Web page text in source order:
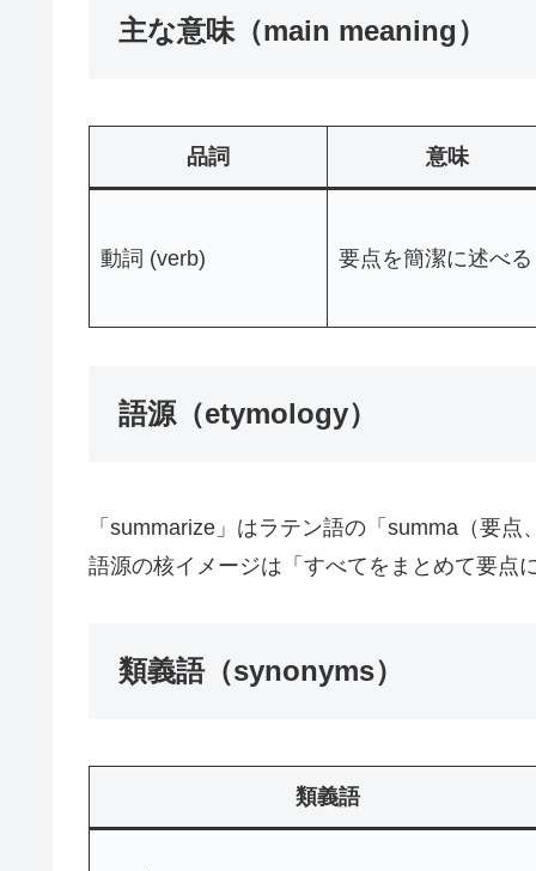
主な意味（main meaning）
品詞 意味
動詞 (verb) 要点を簡潔に述べる
語源（etymology）
「summarize」はラテン語の「summa（要
語源の核イメージは「すべてをまとめて要点
類義語（synonyms）
類義語